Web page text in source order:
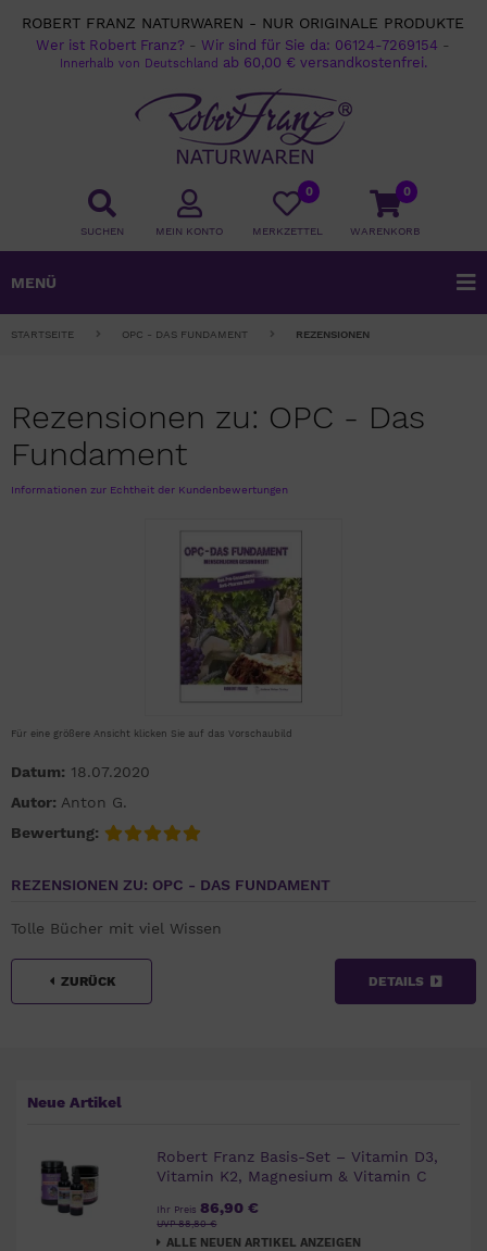
ROBERT FRANZ NATURWAREN - NUR ORIGINALE PRODUKTE
Wer ist Robert Franz? -Wir sind für Sie da: 06124-7269154 -
Innerhalb von Deutschland ab 60,00 € versandkostenfrei.
SUCHEN
0
WARENKORB
0
MERKZETTEL
MEIN KONTO
MENÜ
STARTSEITE OPC - DAS FUNDAMENT REZENSIONEN
Rezensionen zu: OPC - Das
Fundament
Informationen zur Echtheit der Kundenbewertungen
Für eine größere Ansicht klicken Sie auf das Vorschaubild
Datum: 18.07.2020
Autor: Anton G.
Bewertung:
REZENSIONEN ZU: OPC - DAS FUNDAMENT
Tolle Bücher mit viel Wissen
ZURÜCK DETAILS
Neue Artikel
Robert Franz Basis-Set – Vitamin D3,
Vitamin K2, Magnesium & Vitamin C
Ihr Preis 86,90 €
UVP 88,80 €
ALLE NEUEN ARTIKEL ANZEIGEN